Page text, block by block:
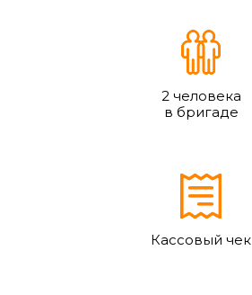
2 человека
в бригаде
Кассовый чек